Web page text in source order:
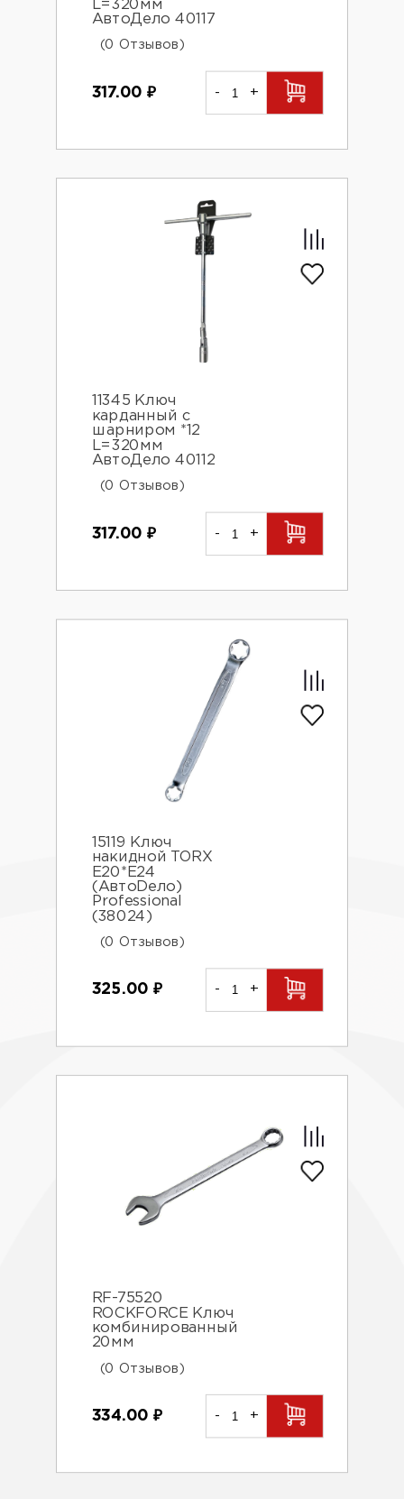
L=320мм
АвтоДело 40117
(0 Отзывов)
317.00 ₽ - +
11345 Ключ
карданный с
шарниром *12
L=320мм
АвтоДело 40112
(0 Отзывов)
317.00 ₽ - +
15119 Ключ
накидной TORX
E20*E24
(АвтоDело)
Professional
(38024)
(0 Отзывов)
325.00 ₽ - +
RF-75520
ROCKFORCE Ключ
комбинированный
20мм
(0 Отзывов)
334.00 ₽ - +